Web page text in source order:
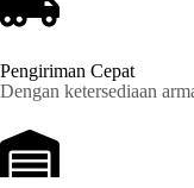
Pengiriman Cepat
Dengan ketersediaan